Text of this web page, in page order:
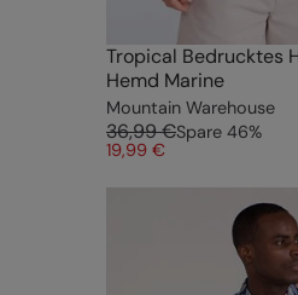
Tropical Bedrucktes
Hemd Marine
Mountain Warehouse
36,99 €Spare 46%
19,99 €